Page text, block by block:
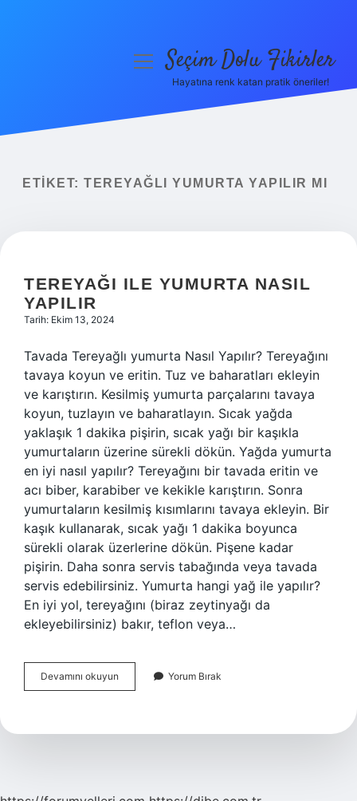
Yasal Uyarı
menüyüSeçim Dolu Fikirler
Hayatına renk katan pratik öneriler!
ETIKET: TEREYAĞLI YUMURTA YAPILIR MI
TEREYAĞI ILE YUMURTA NASIL
YAPILIR
Tarih: Ekim 13, 2024
Tavada Tereyağlı yumurta Nasıl Yapılır? Tereyağını
tavaya koyun ve eritin. Tuz ve baharatları ekleyin
ve karıştırın. Kesilmiş yumurta parçalarını tavaya
koyun, tuzlayın ve baharatlayın. Sıcak yağda
yaklaşık 1 dakika pişirin, sıcak yağı bir kaşıkla
yumurtaların üzerine sürekli dökün. Yağda yumurta
en iyi nasıl yapılır? Tereyağını bir tavada eritin ve
acı biber, karabiber ve kekikle karıştırın. Sonra
yumurtaların kesilmiş kısımlarını tavaya ekleyin. Bir
kaşık kullanarak, sıcak yağı 1 dakika boyunca
sürekli olarak üzerlerine dökün. Pişene kadar
pişirin. Daha sonra servis tabağında veya tavada
servis edebilirsiniz. Yumurta hangi yağ ile yapılır?
En iyi yol, tereyağını (biraz zeytinyağı da
ekleyebilirsiniz) bakır, teflon veya…
Devamını okuyun Tereyağı
Ile
Yapılır
Yorum Bırak